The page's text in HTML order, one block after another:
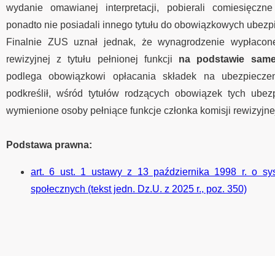
wydanie omawianej interpretacji, pobierali
ponadto nie posiadali innego tytułu do obowiązkowych
Finalnie ZUS uznał jednak, że wynagrodzenie
rewizyjnej z tytułu pełnionej funkcji na podstawie
podlega obowiązkowi opłacania składek na
podkreślił, wśród tytułów rodzących obowiązek tych
wymienione osoby pełniące funkcje członka komisji
Podstawa prawna:
art. 6 ust. 1 ustawy z 13 października 1998 r. o
społecznych (tekst jedn. Dz.U. z 2025 r., poz. 350)